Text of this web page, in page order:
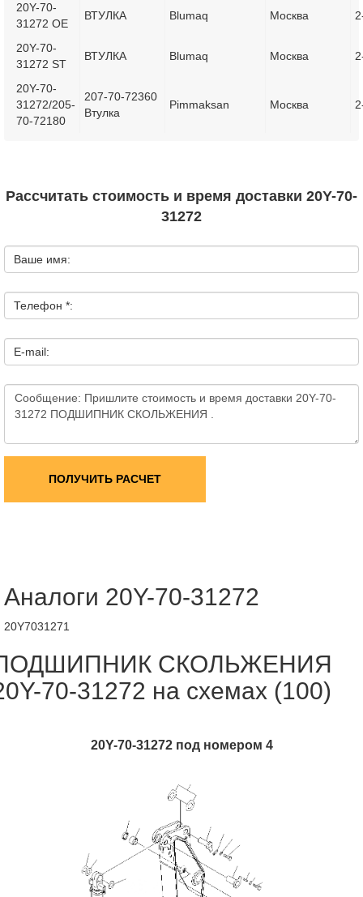
20Y-70-
31272 OE
ВТУЛКА Blumaq Москва
20Y-70-
31272 ST
ВТУЛКА Blumaq Москва
20Y-70-
31272/205-
70-72180
207-70-72360
Втулка
Pimmaksan Москва
Рассчитать стоимость и время доставки 20Y-70-
31272
Ваше имя:
Телефон *:
E-mail:
ПОЛУЧИТЬ РАСЧЕТ
Аналоги 20Y-70-31272
20Y7031271
СКОЛЬЖЕНИЯ
70-31272 на схемах (100)
20Y-70-31272 под номером 4